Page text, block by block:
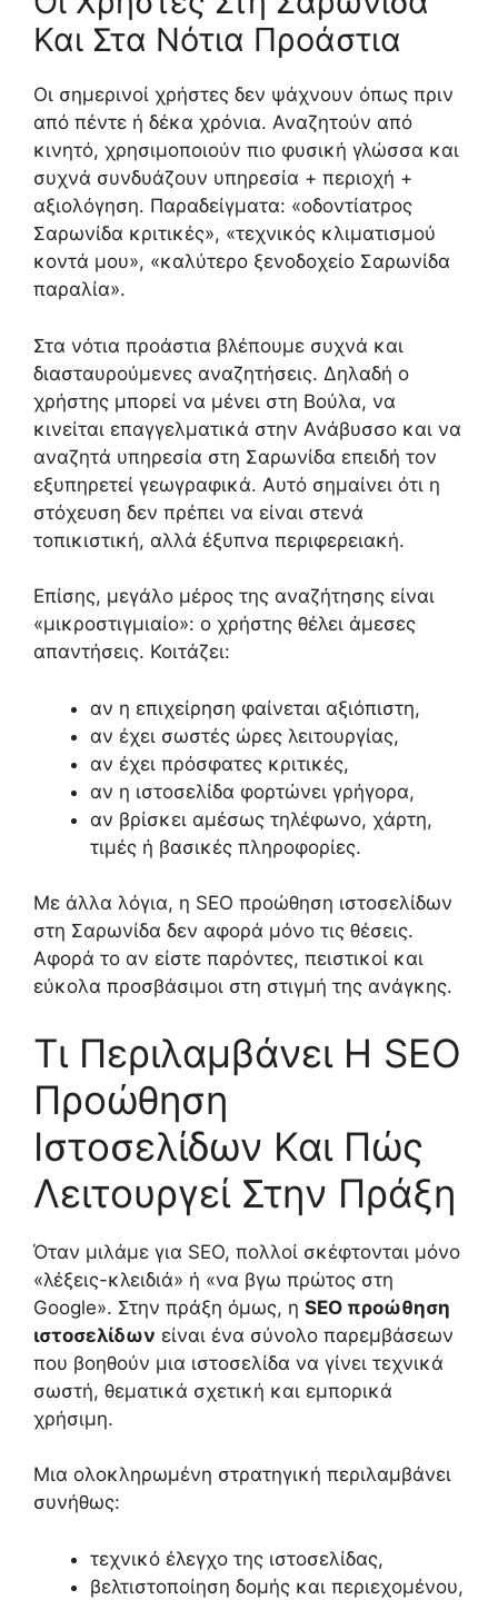
Και Στα Νότια Προάστια
Οι σημερινοί χρήστες δεν ψάχνουν όπως πριν
από πέντε ή δέκα χρόνια. Αναζητούν από
κινητό, χρησιμοποιούν πιο φυσική γλώσσα και
συχνά συνδυάζουν υπηρεσία + περιοχή +
αξιολόγηση. Παραδείγματα: «οδοντίατρος
Σαρωνίδα κριτικές», «τεχνικός κλιματισμού
κοντά μου», «καλύτερο ξενοδοχείο Σαρωνίδα
παραλία».
Στα νότια προάστια βλέπουμε συχνά και
διασταυρούμενες αναζητήσεις. Δηλαδή ο
χρήστης μπορεί να μένει στη Βούλα, να
κινείται επαγγελματικά στην Ανάβυσσο και να
αναζητά υπηρεσία στη Σαρωνίδα επειδή τον
εξυπηρετεί γεωγραφικά. Αυτό σημαίνει ότι η
στόχευση δεν πρέπει να είναι στενά
τοπικιστική, αλλά έξυπνα περιφερειακή.
Επίσης, μεγάλο μέρος της αναζήτησης είναι
«μικροστιγμιαίο»: ο χρήστης θέλει άμεσες
απαντήσεις. Κοιτάζει:
αν η επιχείρηση φαίνεται αξιόπιστη,
αν έχει σωστές ώρες λειτουργίας,
αν έχει πρόσφατες κριτικές,
αν η ιστοσελίδα φορτώνει γρήγορα,
αν βρίσκει αμέσως τηλέφωνο, χάρτη,
τιμές ή βασικές πληροφορίες.
Με άλλα λόγια, η SEO προώθηση ιστοσελίδων
στη Σαρωνίδα δεν αφορά μόνο τις θέσεις.
Αφορά το αν είστε παρόντες, πειστικοί και
εύκολα προσβάσιμοι στη στιγμή της ανάγκης.
Τι Περιλαμβάνει Η SEO
Προώθηση
Ιστοσελίδων Και Πώς
Λειτουργεί Στην Πράξη
Όταν μιλάμε για SEO, πολλοί σκέφτονται μόνο
«λέξεις-κλειδιά» ή «να βγω πρώτος στη
Google». Στην πράξη όμως, η SEO προώθηση
ιστοσελίδων είναι ένα σύνολο παρεμβάσεων
που βοηθούν μια ιστοσελίδα να γίνει τεχνικά
σωστή, θεματικά σχετική και εμπορικά
χρήσιμη.
Μια ολοκληρωμένη στρατηγική περιλαμβάνει
συνήθως:
τεχνικό έλεγχο της ιστοσελίδας,
βελτιστοποίηση δομής και περιεχομένου,